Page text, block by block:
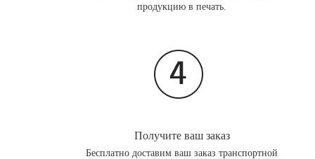
продукцию в печать.
Получите ваш заказ
Бесплатно доставим ваш заказ транспортной